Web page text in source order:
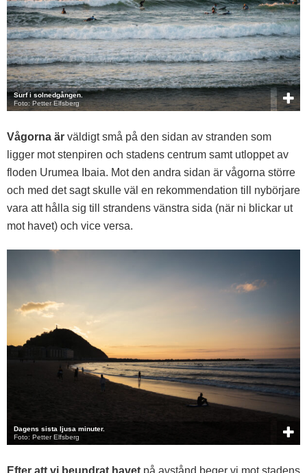
Surf i solnedgången.
Foto: Petter Elfsberg
Vågorna är väldigt små på den sidan av stranden som
ligger mot stenpiren och stadens centrum samt utloppet av
floden Urumea Ibaia. Mot den andra sidan är vågorna större
och med det sagt skulle väl en rekommendation till nybörjare
vara att hålla sig till strandens vänstra sida (när ni blickar ut
mot havet) och vice versa.
Dagens sista ljusa minuter.
Foto: Petter Elfsberg